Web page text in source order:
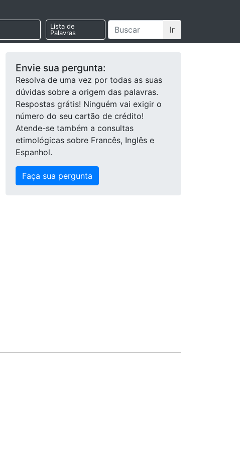
Lista de
Palavras
Ir
Envie sua pergunta:
Resolva de uma vez por todas as suas
dúvidas sobre a origem das palavras.
Respostas grátis! Ninguém vai exigir o
número do seu cartão de crédito!
Atende-se também a consultas
etimológicas sobre Francês, Inglês e
Espanhol.
Faça sua pergunta